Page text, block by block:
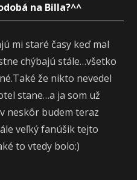
na Billa?^^
mi staré časy keď mal
chýbajú stále…všetko
že nikto nevedel
stane…a ja som už
neskôr budem teraz
veľký fanúšik tejto
to vtedy bolo:)